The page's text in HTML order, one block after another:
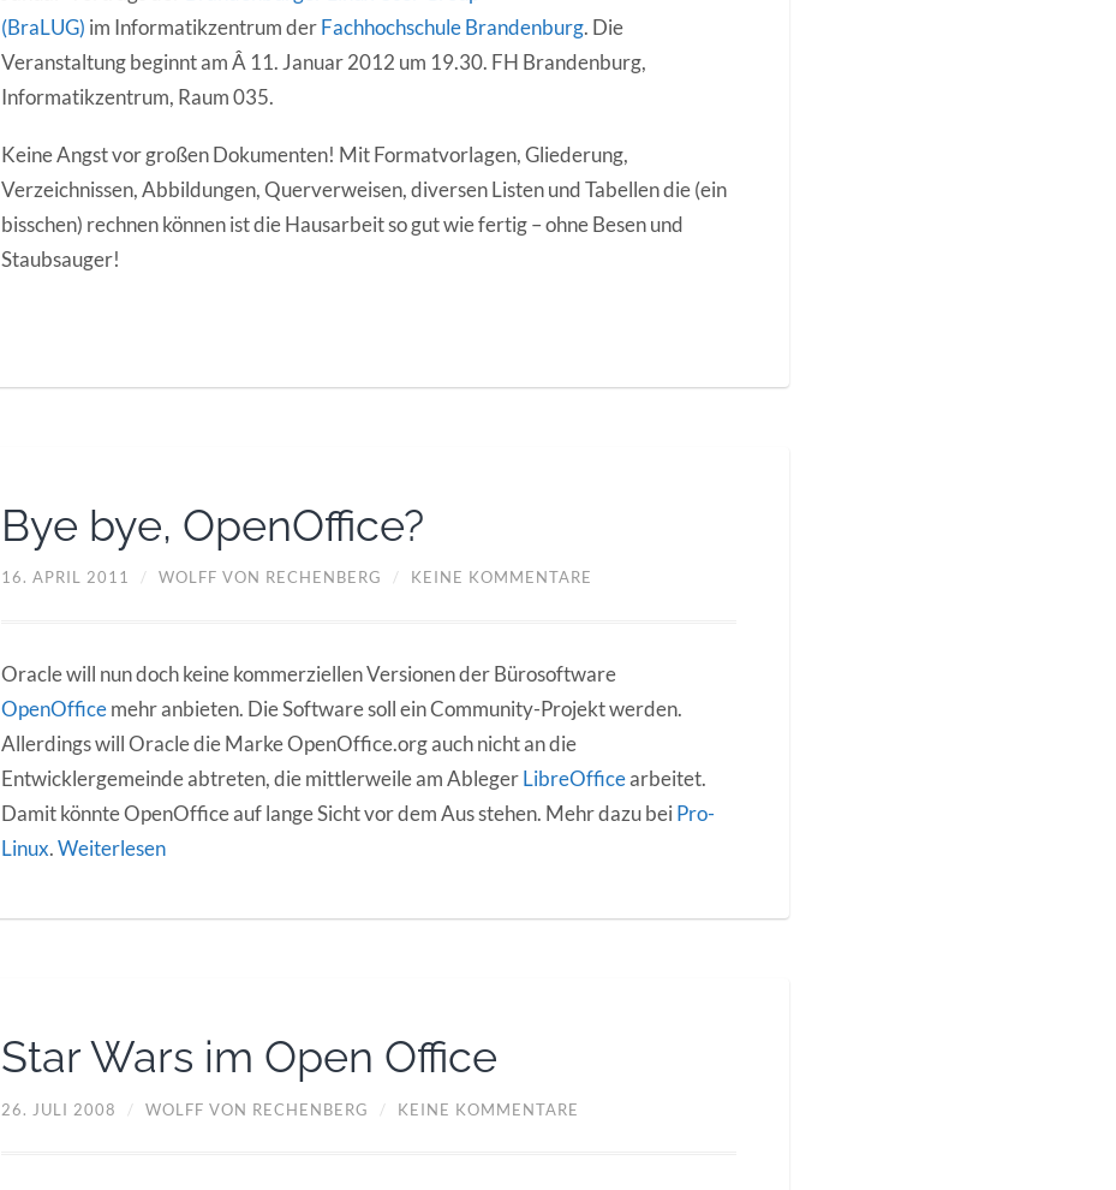
(BraLUG) im Informatikzentrum derFachhochschule Brandenburg. Die
Veranstaltung beginnt am Â 11. Januar 2012 um 19.30. FH Brandenburg,
Informatikzentrum, Raum 035.
Keine Angst vor großen Dokumenten! Mit Formatvorlagen, Gliederung,
Verzeichnissen, Abbildungen, Querverweisen, diversen Listen und Tabellen die (ein
bisschen) rechnen können ist die Hausarbeit so gut wie fertig – ohne Besen und
Staubsauger!
Bye bye, OpenOffice?
16. APRIL 2011 / WOLFF VON RECHENBERG / KEINE KOMMENTARE
Oracle will nun doch keine kommerziellen Versionen der Bürosoftware
OpenOfficemehr anbieten. Die Software soll ein Community-Projekt werden.
Allerdings will Oracle die Marke OpenOffice.org auch nicht an die
Entwicklergemeinde abtreten, die mittlerweile am AblegerLibreOfficearbeitet.
Damit könnte OpenOffice auf lange Sicht vor dem Aus stehen. Mehr dazu bei Pro-
Linux.Weiterlesen
Star Wars im Open Office
26. JULI 2008 / WOLFF VON RECHENBERG / KEINE KOMMENTARE